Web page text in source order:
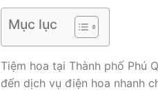
Mục lục
Tiệm hoa tại Thành phố Phú
đến dịch vụ điện hoa nhanh